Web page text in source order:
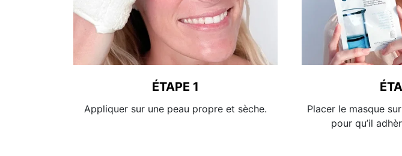
ÉTAPE 1
Appliquer sur une peau propre et sèche.
Placer le masque
pour qu’il